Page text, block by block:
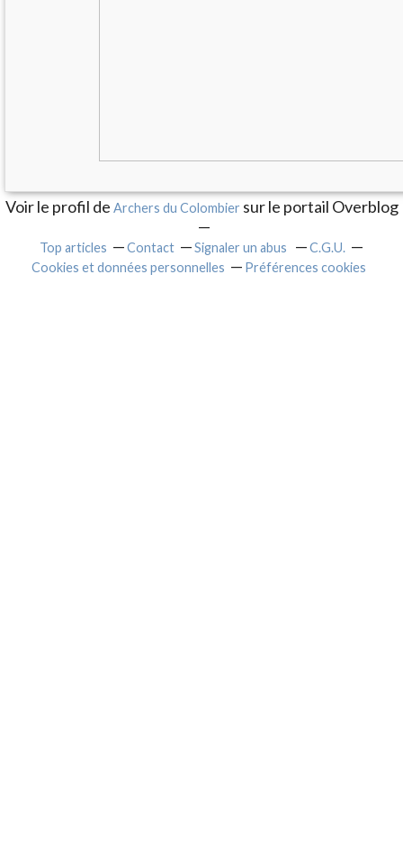
Voir le profil de Archers du Colombier sur le portail Overblog
Top articles Contact Signaler un abus
C.G.U.
Cookies et données personnelles
Préférences cookies